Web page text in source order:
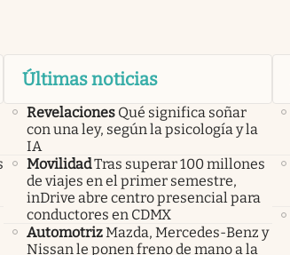
Últimas noticias
Revelaciones Qué significa soñar
con una ley, según la psicología y la
IA
MovilidadTras superar 100 millones
de viajes en el primer semestre,
inDrive abre centro presencial para
conductores en CDMX
AutomotrizMazda, Mercedes-Benz y
Nissan le ponen freno de mano a la